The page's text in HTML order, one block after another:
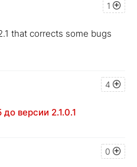
1
that corrects some bugs
4
версии 2.1.0.1
0